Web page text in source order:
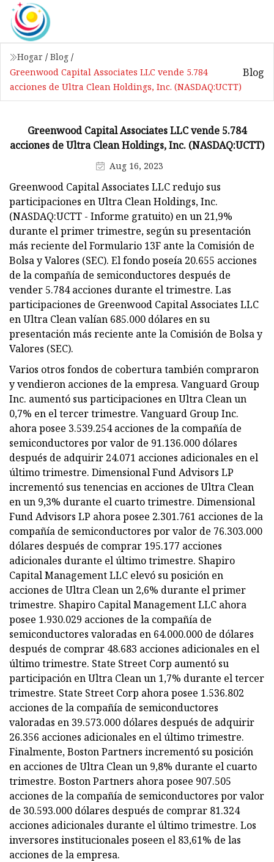
Hogar / Blog /
Greenwood Capital Associates LLC vende 5.784
acciones de Ultra Clean Holdings, Inc. (NASDAQ:UCTT)
Blog
Greenwood Capital Associates LLC vende 5.784
acciones de Ultra Clean Holdings, Inc. (NASDAQ:UCTT)
Aug 16, 2023
Greenwood Capital Associates LLC redujo sus
participaciones en Ultra Clean Holdings, Inc.
(NASDAQ:UCTT - Informe gratuito) en un 21,9%
durante el primer trimestre, según su presentación
más reciente del Formulario 13F ante la Comisión de
Bolsa y Valores (SEC). El fondo poseía 20.655 acciones
de la compañía de semiconductores después de
vender 5.784 acciones durante el trimestre. Las
participaciones de Greenwood Capital Associates LLC
en Ultra Clean valían 685.000 dólares en su
presentación más reciente ante la Comisión de Bolsa y
Valores (SEC).
Varios otros fondos de cobertura también compraron
y vendieron acciones de la empresa. Vanguard Group
Inc. aumentó sus participaciones en Ultra Clean un
0,7% en el tercer trimestre. Vanguard Group Inc.
ahora posee 3.539.254 acciones de la compañía de
semiconductores por valor de 91.136.000 dólares
después de adquirir 24.071 acciones adicionales en el
último trimestre. Dimensional Fund Advisors LP
incrementó sus tenencias en acciones de Ultra Clean
en un 9,3% durante el cuarto trimestre. Dimensional
Fund Advisors LP ahora posee 2.301.761 acciones de la
compañía de semiconductores por valor de 76.303.000
dólares después de comprar 195.177 acciones
adicionales durante el último trimestre. Shapiro
Capital Management LLC elevó su posición en
acciones de Ultra Clean un 2,6% durante el primer
trimestre. Shapiro Capital Management LLC ahora
posee 1.930.029 acciones de la compañía de
semiconductores valoradas en 64.000.000 de dólares
después de comprar 48.683 acciones adicionales en el
último trimestre. State Street Corp aumentó su
participación en Ultra Clean un 1,7% durante el tercer
trimestre. State Street Corp ahora posee 1.536.802
acciones de la compañía de semiconductores
valoradas en 39.573.000 dólares después de adquirir
26.356 acciones adicionales en el último trimestre.
Finalmente, Boston Partners incrementó su posición
en acciones de Ultra Clean un 9,8% durante el cuarto
trimestre. Boston Partners ahora posee 907.505
acciones de la compañía de semiconductores por valor
de 30.593.000 dólares después de comprar 81.324
acciones adicionales durante el último trimestre. Los
inversores institucionales poseen el 83,61% de las
acciones de la empresa.